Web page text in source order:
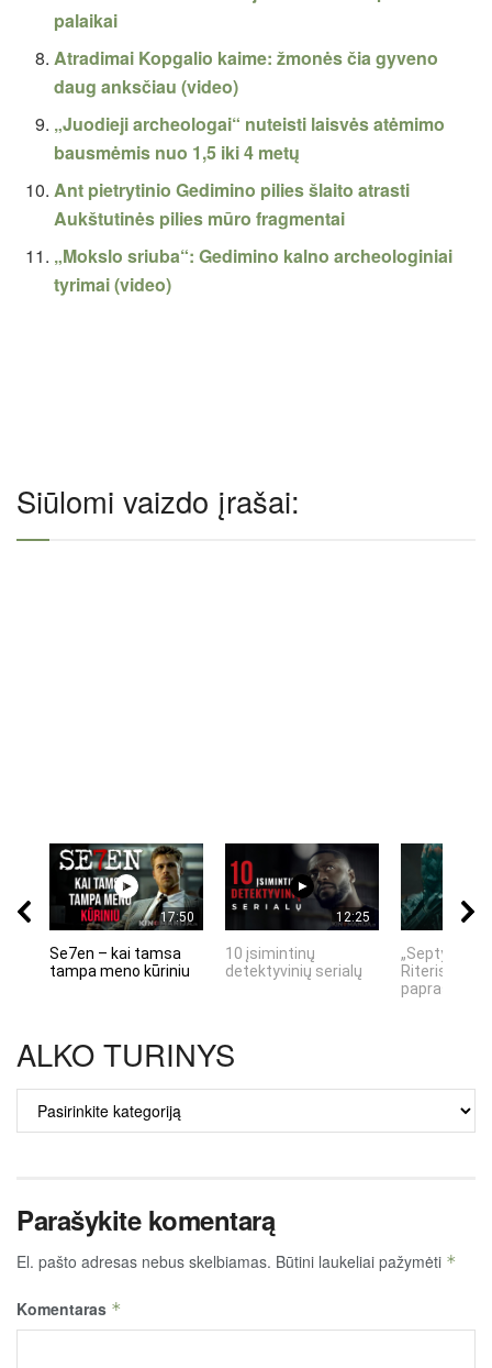
palaikai
Atradimai Kopgalio kaime: žmonės čia gyveno
daug anksčiau (video)
„Juodieji archeologai“ nuteisti laisvės atėmimo
bausmėmis nuo 1,5 iki 4 metų
Ant pietrytinio Gedimino pilies šlaito atrasti
Aukštutinės pilies mūro fragmentai
„Mokslo sriuba“: Gedimino kalno archeologiniai
tyrimai (video)
Siūlomi vaizdo įrašai:
17:50
Se7en – kai tamsa
tampa meno kūriniu
12:25
10 įsimintinų
detektyvinių serialų
„Septynių
Riteris" – kai
ALKO TURINYS
ALKO
TURINYS
Parašykite komentarą
El. pašto adresas nebus skelbiamas. Būtini laukeliai pažymėti *
Komentaras *